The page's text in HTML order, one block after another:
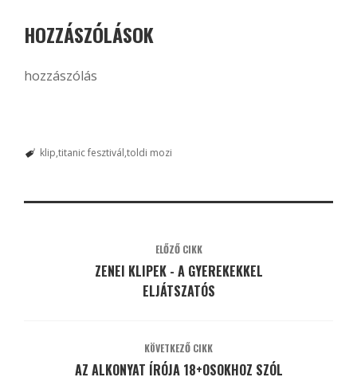
HOZZÁSZÓLÁSOK
hozzászólás
klip titanic fesztivál toldi mozi
ELŐZŐ CIKK
ZENEI KLIPEK - A GYEREKEKKEL
ELJÁTSZATÓS
KÖVETKEZŐ CIKK
AZ ALKONYAT ÍRÓJA 18+OSOKHOZ SZÓL